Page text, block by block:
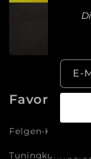
E-
Favoriten
Felgen-